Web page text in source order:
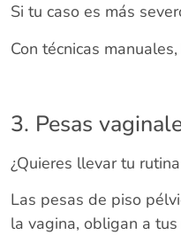
Si tu caso es más
Con técnicas
3. Pesas
¿Quieres llevar tu
Las pesas de piso
la vagina, obligan a